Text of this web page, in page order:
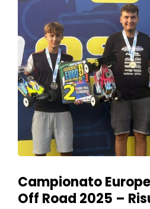
Campionato
Off Road 2025 –